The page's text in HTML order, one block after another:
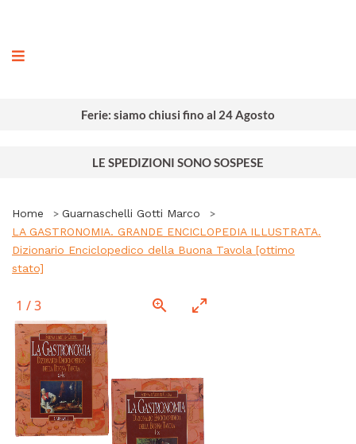
Ferie: siamo chiusi fino al 24 Agosto
LE SPEDIZIONI SONO SOSPESE
Home
Guarnaschelli Gotti Marco
LA GASTRONOMIA. GRANDE ENCICLOPEDIA ILLUSTRATA.
Dizionario Enciclopedico della Buona Tavola [ottimo
stato]
1 /3